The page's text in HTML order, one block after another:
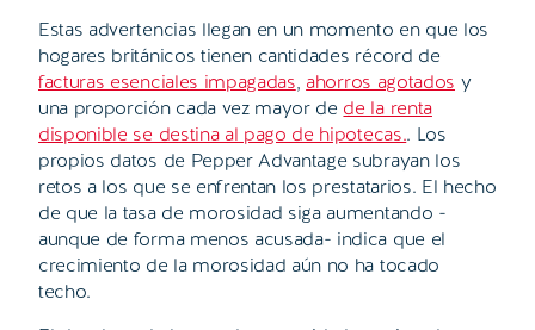
Estas advertencias llegan en un momento en que los
hogares británicos tienen cantidades récord de
facturas esenciales impagadas, ahorros agotados y
una proporción cada vez mayor de de la renta
disponible se destina al pago de hipotecas.. Los
propios datos de Pepper Advantage subrayan los
retos a los que se enfrentan los prestatarios. El hecho
de que la tasa de morosidad siga aumentando -
aunque de forma menos acusada- indica que el
crecimiento de la morosidad aún no ha tocado
techo.